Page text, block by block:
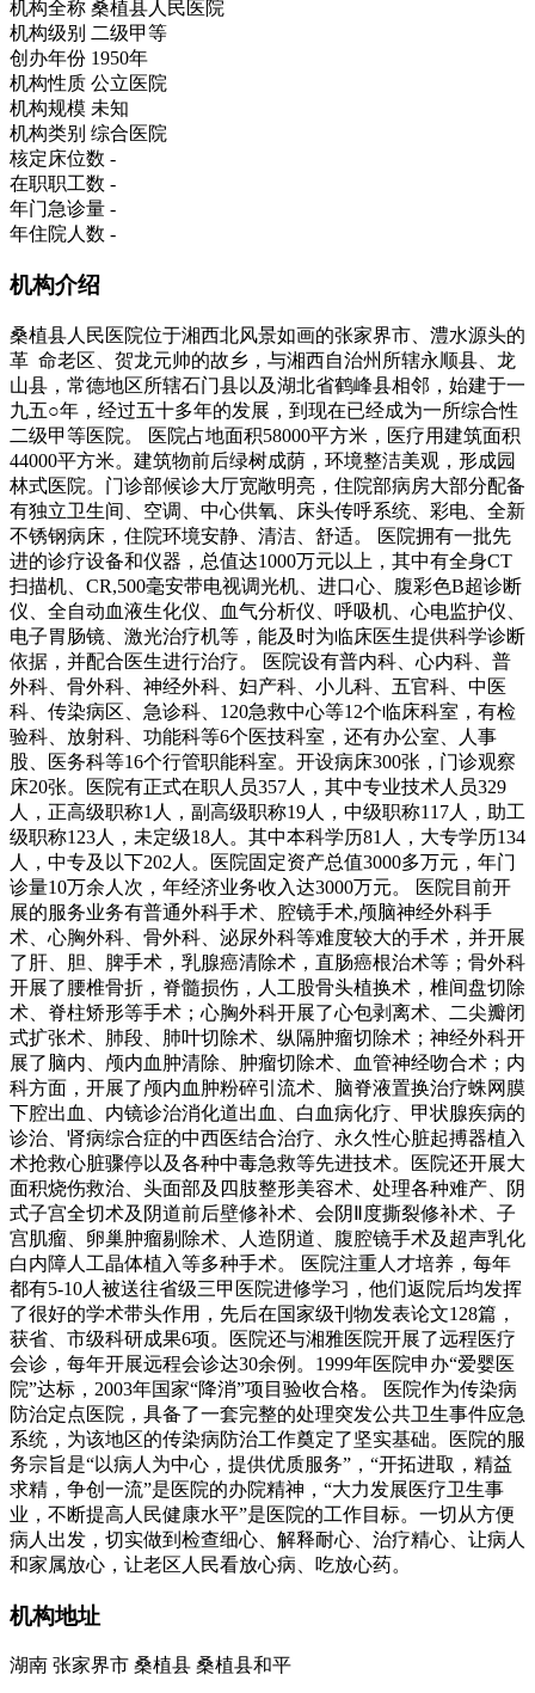
机构全称 桑植县人民医院
机构级别 二级甲等
创办年份 1950年
机构性质 公立医院
机构规模 未知
机构类别 综合医院
核定床位数 -
在职职工数 -
年门急诊量 -
年住院人数 -
机构介绍
桑植县人民医院位于湘西北风景如画的张家界市、澧水源头的
革 命老区、贺龙元帅的故乡，与湘西自治州所辖永顺县、龙
山县，常德地区所辖石门县以及湖北省鹤峰县相邻，始建于一
九五○年，经过五十多年的发展，到现在已经成为一所综合性
二级甲等医院。 医院占地面积58000平方米，医疗用建筑面积
44000平方米。建筑物前后绿树成荫，环境整洁美观，形成园
林式医院。门诊部候诊大厅宽敞明亮，住院部病房大部分配备
有独立卫生间、空调、中心供氧、床头传呼系统、彩电、全新
不锈钢病床，住院环境安静、清洁、舒适。 医院拥有一批先
进的诊疗设备和仪器，总值达1000万元以上，其中有全身CT
扫描机、CR,500毫安带电视调光机、进口心、腹彩色B超诊断
仪、全自动血液生化仪、血气分析仪、呼吸机、心电监护仪、
电子胃肠镜、激光治疗机等，能及时为临床医生提供科学诊断
依据，并配合医生进行治疗。 医院设有普内科、心内科、普
外科、骨外科、神经外科、妇产科、小儿科、五官科、中医
科、传染病区、急诊科、120急救中心等12个临床科室，有检
验科、放射科、功能科等6个医技科室，还有办公室、人事
股、医务科等16个行管职能科室。开设病床300张，门诊观察
床20张。医院有正式在职人员357人，其中专业技术人员329
人，正高级职称1人，副高级职称19人，中级职称117人，助工
级职称123人，未定级18人。其中本科学历81人，大专学历134
人，中专及以下202人。医院固定资产总值3000多万元，年门
诊量10万余人次，年经济业务收入达3000万元。 医院目前开
展的服务业务有普通外科手术、腔镜手术,颅脑神经外科手
术、心胸外科、骨外科、泌尿外科等难度较大的手术，并开展
了肝、胆、脾手术，乳腺癌清除术，直肠癌根治术等；骨外科
开展了腰椎骨折，脊髓损伤，人工股骨头植换术，椎间盘切除
术、脊柱矫形等手术；心胸外科开展了心包剥离术、二尖瓣闭
式扩张术、肺段、肺叶切除术、纵隔肿瘤切除术；神经外科开
展了脑内、颅内血肿清除、肿瘤切除术、血管神经吻合术；内
科方面，开展了颅内血肿粉碎引流术、脑脊液置换治疗蛛网膜
下腔出血、内镜诊治消化道出血、白血病化疗、甲状腺疾病的
诊治、肾病综合症的中西医结合治疗、永久性心脏起搏器植入
术抢救心脏骤停以及各种中毒急救等先进技术。医院还开展大
面积烧伤救治、头面部及四肢整形美容术、处理各种难产、阴
式子宫全切术及阴道前后壁修补术、会阴Ⅱ度撕裂修补术、子
宫肌瘤、卵巢肿瘤剔除术、人造阴道、腹腔镜手术及超声乳化
白内障人工晶体植入等多种手术。 医院注重人才培养，每年
都有5-10人被送往省级三甲医院进修学习，他们返院后均发挥
了很好的学术带头作用，先后在国家级刊物发表论文128篇，
获省、市级科研成果6项。医院还与湘雅医院开展了远程医疗
会诊，每年开展远程会诊达30余例。1999年医院申办“爱婴医
院”达标，2003年国家“降消”项目验收合格。 医院作为传染病
防治定点医院，具备了一套完整的处理突发公共卫生事件应急
系统，为该地区的传染病防治工作奠定了坚实基础。医院的服
务宗旨是“以病人为中心，提供优质服务”，“开拓进取，精益
求精，争创一流”是医院的办院精神，“大力发展医疗卫生事
业，不断提高人民健康水平”是医院的工作目标。一切从方便
病人出发，切实做到检查细心、解释耐心、治疗精心、让病人
和家属放心，让老区人民看放心病、吃放心药。
机构地址
湖南 张家界市 桑植县 桑植县和平